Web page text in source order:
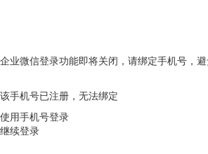
企业微信登录功能即将关闭，请绑定手机号，
该手机号已注册，无法绑定
使用手机号登录
继续登录